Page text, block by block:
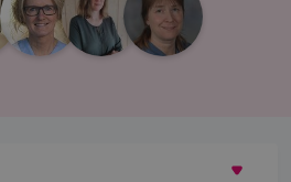
Jeanette
Bäcklund
Maria
Edegran
Yvette
Andersson